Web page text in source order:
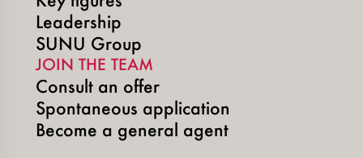
Leadership
SUNU Group
JOIN THE TEAM
Consult an offer
Spontaneous application
Become a general agent